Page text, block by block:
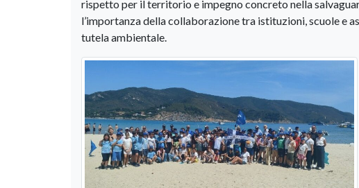
rispetto per il territorio e impegno concreto nella
l’importanza della collaborazione tra istituzioni, scuole e
tutela ambientale.